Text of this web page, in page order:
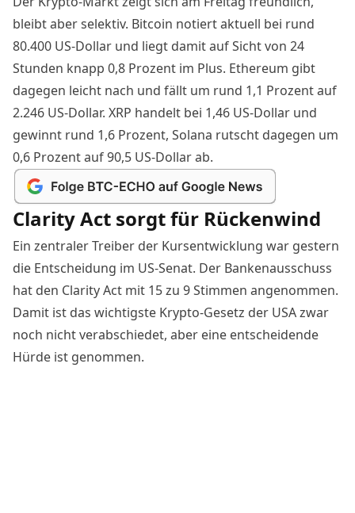
bleibt aber selektiv. Bitcoin notiert aktuell bei rund
80.400 US-Dollar und liegt damit auf Sicht von 24
Stunden knapp 0,8 Prozent im Plus. Ethereum gibt
dagegen leicht nach und fällt um rund 1,1 Prozent auf
2.246 US-Dollar. XRP handelt bei 1,46 US-Dollar und
gewinnt rund 1,6 Prozent, Solana rutscht dagegen um
0,6 Prozent auf 90,5 US-Dollar ab.
Clarity Act sorgt für Rückenwind
Ein zentraler Treiber der Kursentwicklung war gestern
die Entscheidung im US-Senat. Der Bankenausschuss
hat den Clarity Act mit 15 zu 9 Stimmen angenommen.
Damit ist das wichtigste Krypto-Gesetz der USA zwar
noch nicht verabschiedet, aber eine entscheidende
Hürde ist genommen.